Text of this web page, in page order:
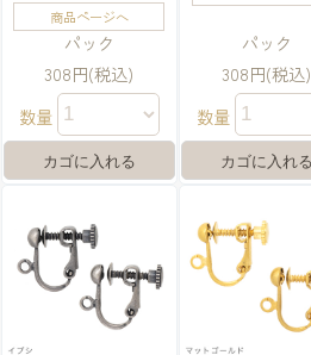
商品ページへ
パック
308円(税込)
数量
パック
308円(税込)
数量